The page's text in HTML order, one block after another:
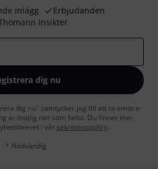
inlägg
Erbjudanden
Insikter
dig nu
dig nu" samtycker jag till att ta emot e-
är möjlig när som helst. Du finner mer
i vår sekretesspolicy.
* Nödvändig